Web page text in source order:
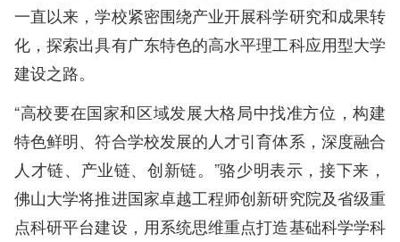
一直以来，学校紧密围绕产业开展科学研究和成果转
化，探索出具有广东特色的高水平理工科应用型大学
建设之路。
“高校要在国家和区域发展大格局中找准方位，构建
特色鲜明、符合学校发展的人才引育体系，深度融合
人才链、产业链、创新链。”骆少明表示，接下来，
佛山大学将推进国家卓越工程师创新研究院及省级重
点科研平台建设，用系统思维重点打造基础科学学科